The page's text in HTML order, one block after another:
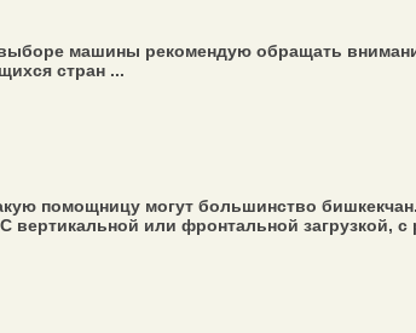
машины рекомендую обращать
стран ...
помощницу могут большинство
вертикальной или фронтальной загрузкой, с